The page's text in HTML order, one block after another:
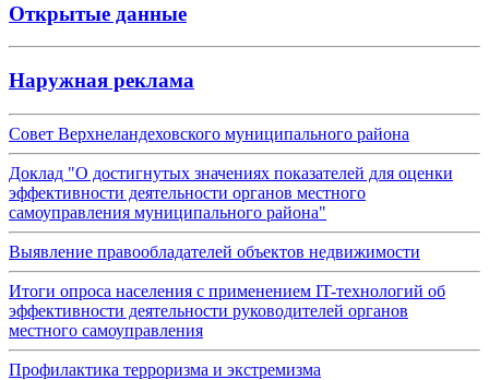
Открытые данные
Наружная реклама
Совет Верхнеландеховского муниципального района
Доклад "О достигнутых значениях показателей для оценки
эффективности деятельности органов местного
самоуправления муниципального района"
Выявление правообладателей объектов недвижимости
Итоги опроса населения с применением IT-технологий об
эффективности деятельности руководителей органов
местного самоуправления
Профилактика терроризма и экстремизма